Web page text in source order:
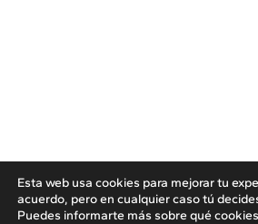
Esta web usa cookies para mejorar tu
acuerdo, pero en cualquier caso tú
Puedes informarte más sobre qué